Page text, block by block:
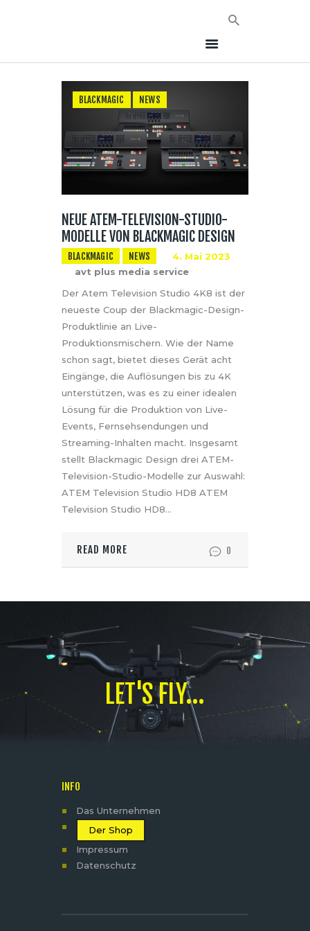
HOME
NEWS
AVT EVENTS
KONTAKT
BLACKMAGIC NEWS
NEUE ATEM-TELEVISION-STUDIO-
MODELLE VON BLACKMAGIC DESIGN
BLACKMAGIC NEWS
4. Mai 2023
avt plus media service
Der Atem Television Studio 4K8 ist der
neueste Coup der Blackmagic-Design-
Produktlinie an Live-
Produktionsmischern. Wie der Name
schon sagt, bietet dieses Gerät acht
Eingänge, die Auflösungen bis zu 4K
unterstützen, was es zu einer idealen
Lösung für die Produktion von Live-
Events, Fernsehsendungen und
Streaming-Inhalten macht. Insgesamt
stellt Blackmagic Design drei ATEM-
Television-Studio-Modelle zur Auswahl:
ATEM Television Studio HD8 ATEM
Television Studio HD8…
READ MORE 0
LET'S FLY...
INFO
Das Unternehmen
Der Shop
Impressum
Datenschutz